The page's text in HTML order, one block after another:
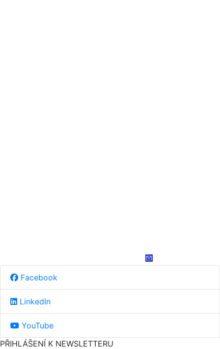
Facebook
LinkedIn
YouTube
PŘIHLÁŠENÍ K NEWSLETTERU